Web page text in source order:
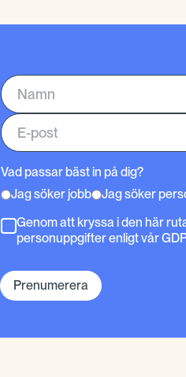
Vad passar bäst in på dig?
Jag söker jobb
Jag söker
Genom att kryssa i den här
personuppgifter enligt vår
Prenumerera